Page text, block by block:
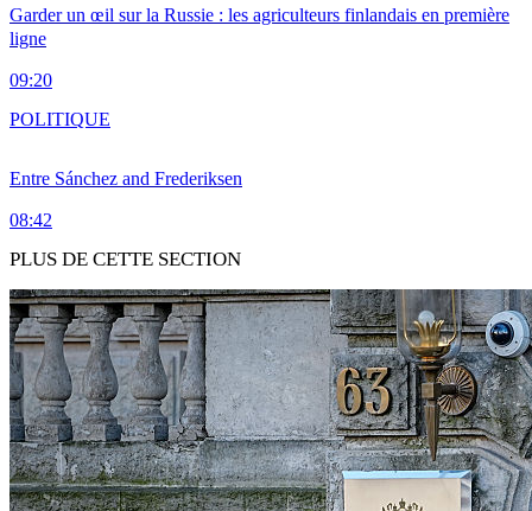
Garder un œil sur la Russie : les agriculteurs finlandais en première
ligne
09:20
Entre Sánchez and Frederiksen
08:42
POLITIQUE
PLUS DE CETTE SECTION